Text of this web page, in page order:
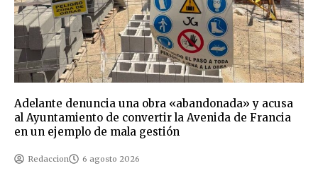
Adelante denuncia una obra «abandonada» y acusa
al Ayuntamiento de convertir la Avenida de Francia
en un ejemplo de mala gestión
Redaccion 6 agosto 2026